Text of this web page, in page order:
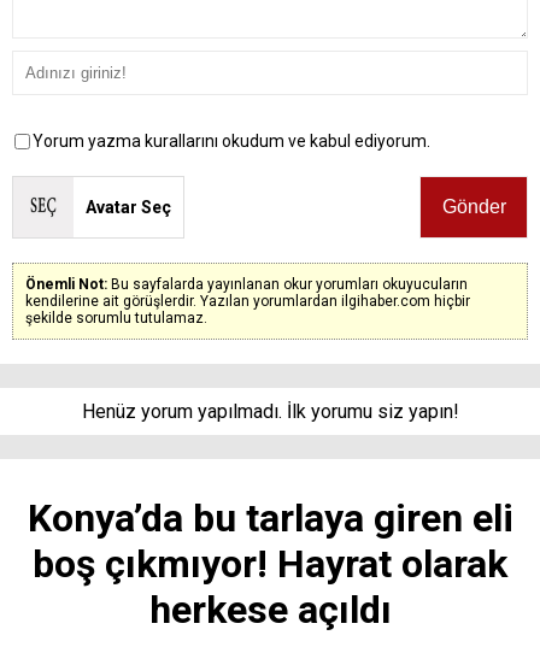
Yorum yazma kurallarını okudum ve kabul ediyorum.
Avatar Seç
Önemli Not: Bu sayfalarda yayınlanan okur yorumları okuyucuların
kendilerine ait görüşlerdir. Yazılan yorumlardan ilgihaber.com hiçbir
şekilde sorumlu tutulamaz.
Henüz yorum yapılmadı. İlk yorumu siz yapın!
Konya’da bu tarlaya giren eli
boş çıkmıyor! Hayrat olarak
herkese açıldı